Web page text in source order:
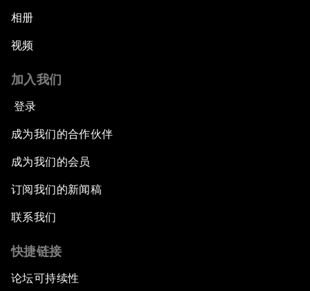
相册
视频
加入我们
登录
成为我们的合作伙伴
成为我们的会员
订阅我们的新闻稿
联系我们
快捷链接
论坛可持续性